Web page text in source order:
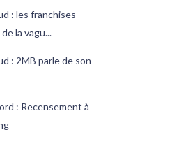
: les franchises
la vagu...
: 2MB parle de son
: Recensement à